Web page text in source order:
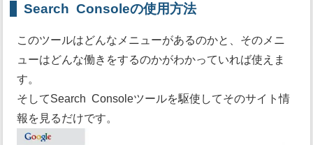
Search Consoleの使用方法
このツールはどんなメニューがあるのかと、そのメニ
ューはどんな働きをするのかがわかっていれば使えま
す。
そしてSearch Consoleツールを駆使してそのサイト情
報を見るだけです。